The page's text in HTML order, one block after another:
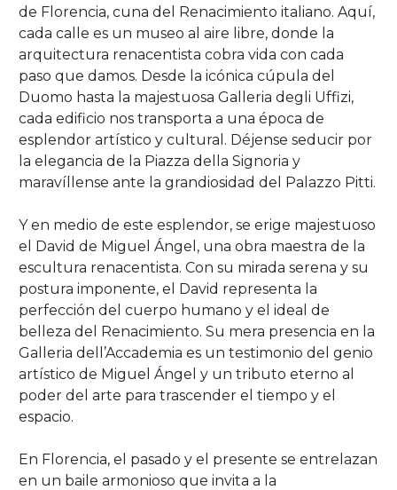
de Florencia, cuna del Renacimiento italiano. Aquí,
cada calle es un museo al aire libre, donde la
arquitectura renacentista cobra vida con cada
paso que damos. Desde la icónica cúpula del
Duomo hasta la majestuosa Galleria degli Uffizi,
cada edificio nos transporta a una época de
esplendor artístico y cultural. Déjense seducir por
la elegancia de la Piazza della Signoria y
maravíllense ante la grandiosidad del Palazzo Pitti.
Y en medio de este esplendor, se erige majestuoso
el David de Miguel Ángel, una obra maestra de la
escultura renacentista. Con su mirada serena y su
postura imponente, el David representa la
perfección del cuerpo humano y el ideal de
belleza del Renacimiento. Su mera presencia en la
Galleria dell’Accademia es un testimonio del genio
artístico de Miguel Ángel y un tributo eterno al
poder del arte para trascender el tiempo y el
espacio.
En Florencia, el pasado y el presente se entrelazan
en un baile armonioso que invita a la